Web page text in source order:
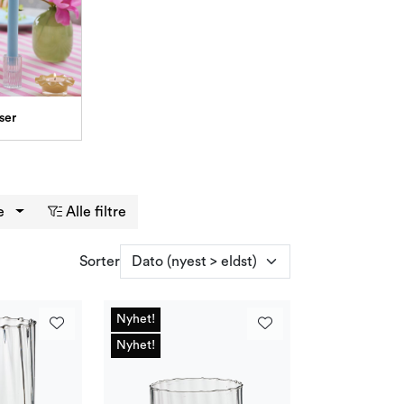
Alle filtre
Sorter
Nyhet!
Nyhet!
Nyhet!
Nyhet!